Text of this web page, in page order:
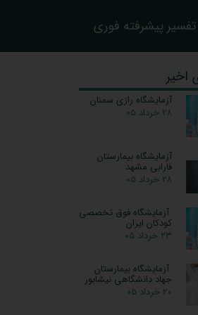
تفسیر پیشرفته فوری
اخیر
آزمایشگاه رازی سمنان
۲۸ خرداد ۰۵
آزمایشگاه بیمارستان
فارابی مشهد
۲۸ خرداد ۰۵
آزمایشگاه فوق تخصصی
کودکان ایران
۲۳ خرداد ۰۵
آزمایشگاه بیمارستان
جهاد دانشگاهی نیشابور
۲۰ خرداد ۰۵